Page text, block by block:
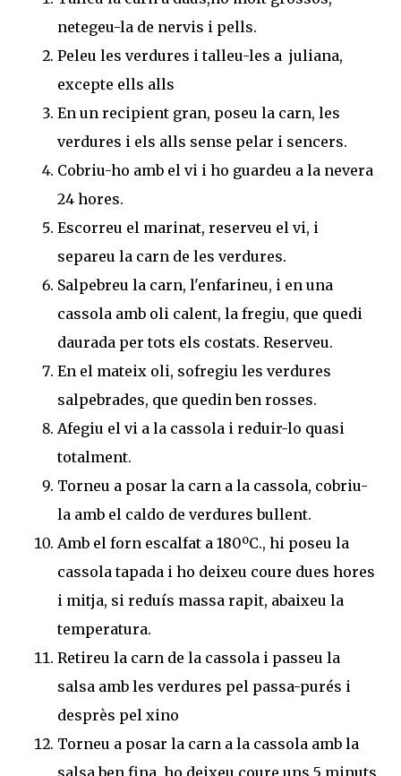
netegeu-la de nervis i pells.
Peleu les verdures i talleu-les a juliana,
excepte ells alls
En un recipient gran, poseu la carn, les
verdures i els alls sense pelar i sencers.
Cobriu-ho amb el vi i ho guardeu a la nevera
24 hores.
Escorreu el marinat, reserveu el vi, i
separeu la carn de les verdures.
Salpebreu la carn, l'enfarineu, i en una
cassola amb oli calent, la fregiu, que quedi
daurada per tots els costats. Reserveu.
En el mateix oli, sofregiu les verdures
salpebrades, que quedin ben rosses.
Afegiu el vi a la cassola i reduir-lo quasi
totalment.
Torneu a posar la carn a la cassola, cobriu-
la amb el caldo de verdures bullent.
Amb el forn escalfat a 180ºC., hi poseu la
cassola tapada i ho deixeu coure dues hores
i mitja, si reduís massa rapit, abaixeu la
temperatura.
Retireu la carn de la cassola i passeu la
salsa amb les verdures pel passa-purés i
desprès pel xino
Torneu a posar la carn a la cassola amb la